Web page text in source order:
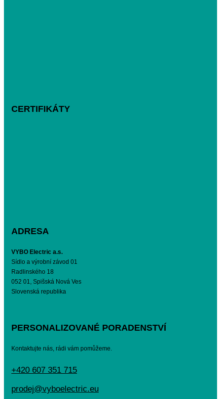
CERTIFIKÁTY
ADRESA
VYBO Electric a.s.
Sídlo a výrobní závod 01
Radlinského 18
052 01, Spišská Nová Ves
Slovenská republika
PERSONALIZOVANÉ PORADENSTVÍ
Kontaktujte nás, rádi vám pomůžeme.
+420 607 351 715
prodej@vyboelectric.eu